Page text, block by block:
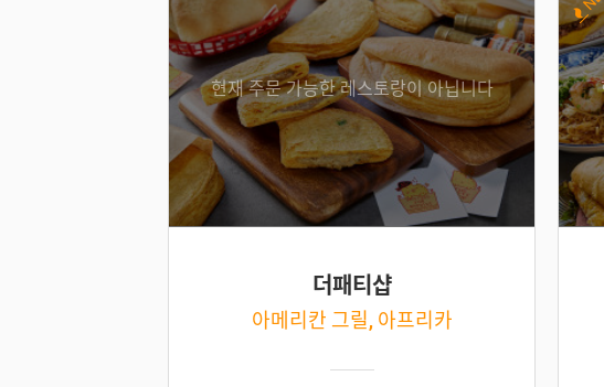
현재 주문 가능한 레스토랑이 아닙니다
더패티샵
아메리칸 그릴, 아프리카